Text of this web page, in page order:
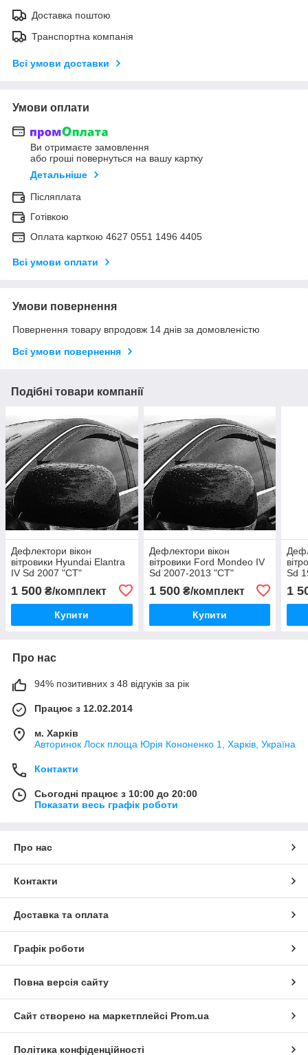
Доставка поштою
Транспортна компанія
Всі умови доставки
Умови оплати
Ви отримаєте замовлення
або гроші повернуться на вашу картку
Детальніше
Післяплата
Готівкою
Оплата карткою 4627 0551 1496 4405
Всі умови оплати
Умови повернення
Повернення товару впродовж 14 днів за домовленістю
Всі умови повернення
Подібні товари компанії
Дефлектори вікон
вітровики Hyundai Elantra
IV Sd 2007 "CT"
1 500 ₴/комплект
Купити
Дефлектори вікон
вітровики Ford Mondeo IV
Sd 2007-2013 "CT"
1 500₴/комплект
Купити
Sd
1
Про нас
94% позитивних з 48 відгуків за рік
Працює з 12.02.2014
м. Харків
Авторинок Лоск площа Юрія Кононенко 1, Харків, Україна
Контакти
Сьогодні працює з 10:00 до 20:00
Показати весь графік роботи
Про нас
Контакти
Доставка та оплата
Графік роботи
Повна версія сайту
Сайт створено на маркетплейсі Prom.ua
Політика конфіденційності